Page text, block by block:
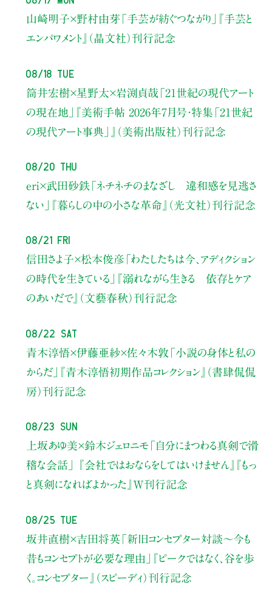
山崎明子×野村由芽 「手芸が紡ぐつながり」
『手芸と
エンパワメント』（晶文社）刊行記念
08/18 Tue
筒井宏樹×星野太×岩渕貞哉 「21世紀の現代アート
の現在地」
『美術手帖 2026年7月号・特集「21世紀
の現代アート事典」』（美術出版社）刊行記念
08/20 Thu
eri×武田砂鉄「ネチネチのまなざし 違和感を見逃さ
ない」
『暮らしの中の小さな革命』（光文社）刊行記念
08/21 Fri
信田さよ子×松本俊彦 「わたしたちは今、アディクション
の時代を生きている」
『溺れながら生きる 依存とケア
のあいだで』（文藝春秋）刊行記念
08/22 Sat
青木淳悟×伊藤亜紗×佐々木敦 「小説の身体と私の
からだ」
『青木淳悟初期作品コレクション』（書肆侃侃
房）刊行記念
08/23 Sun
上坂あゆ美×鈴木ジェロニモ 「自分にまつわる真剣で滑
稽な会話」
『会社ではおならをしてはいけません』『もっ
と真剣になればよかった』W刊行記念
08/25 Tue
坂井直樹×吉田将英「新旧コンセプター対談～今も
昔もコンセプトが必要な理由」
『ピークではなく、谷を歩
く。コンセプター』（スピーディ）刊行記念